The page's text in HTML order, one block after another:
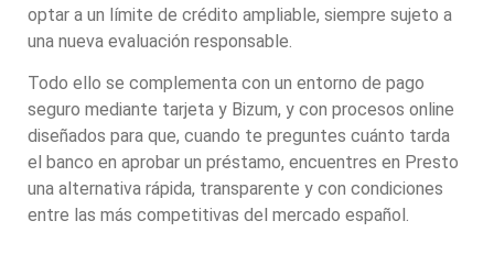
optar a un límite de crédito ampliable, siempre sujeto a
una nueva evaluación responsable.
Todo ello se complementa con un entorno de pago
seguro mediante tarjeta y Bizum, y con procesos online
diseñados para que, cuando te preguntes cuánto tarda
el banco en aprobar un préstamo, encuentres en Presto
una alternativa rápida, transparente y con condiciones
entre las más competitivas del mercado español.